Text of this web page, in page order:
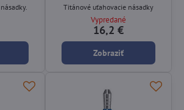
Titánové uťahovacie násadky
Vypredané
16,2 €
Zobraziť